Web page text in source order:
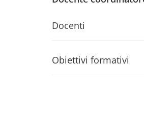
Docenti
Obiettivi formativi